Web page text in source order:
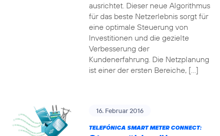
ausrichtet. Dieser neue Algorithmus
für das beste Netzerlebnis sorgt für
eine optimale Steuerung von
Investitionen und die gezielte
Verbesserung der
Kundenerfahrung. Die Netzplanung
ist einer der ersten Bereiche, […]
16. Februar 2016
TELEFÓNICA SMART METER CONNECT: